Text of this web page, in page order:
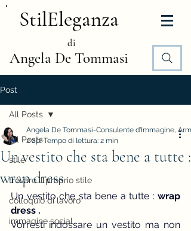
StilEleganza
di
Angela De Tommasi
Post
All Posts
stile
trovare il proprio stile
colloquio di lavoro
immagine social
All Posts
Un vestito che sta bene a tutte :
wrap dress
Angela De Tommasi-Consulente d'Immagine,
2 aprTempo di lettura: 2 min
Un vestito che sta bene a tutte : wrap
dress .
Vorresti indossare un vestito ma non